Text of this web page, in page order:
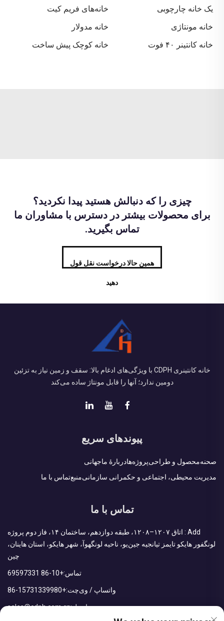
یک خانه چارچوبی
خانه‌های فریم کیت
خانه مونتاژی
خانه مدولار
خانه کانتینر ۴۰ فوت
خانه کوچک پیش ساخت
چیزی را که دنبالش هستید پیدا نکردید؟
برای محصولات بیشتر در دسترس با مشاوران ما
تماس بگیرید.
همین حالا درخواست نقل قول
دهید
خانه کانتینری CDPH با ویژگی‌های ادغام بالا: سقف و زمین نیاز به تزئین
دومین ندارد؛ آنها را قابل مونتاژ ساده می‌کند
پیوندهای سریع
صحنهمحصول و طراحیپروژه‌هادربارهٔ ماجهانی
مدیریت محیطی، اجتماعی و حکمرانی سازمانیمنبعتماس با ما
تماس با ما
Add : اتاق ۱۲۰۷–۱۲۰۸، طبقه دوازدهم، ساختمان ۱۴، فاز دوم پروژه
لونگفور هایکو تایمز تیانجیه جین‌یو، ناحیه لونگهوآ، شهر هایکو، استان هاینان،
چین
تماس:+86-10 69597331
واتساپ / وی‌چت:+86-15731339980
ایمیل:sales@cdph.com.cn